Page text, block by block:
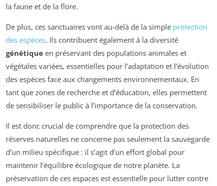
la faune et de la flore.
De plus, ces sanctuaires vont au-delà de la simple protection
des espèces. Ils contribuent également à la diversité
génétique en préservant des populations animales et
végétales variées, essentielles pour l’adaptation et l’évolution
des espèces face aux changements environnementaux. En
tant que zones de recherche et d’éducation, elles permettent
de sensibiliser le public à l’importance de la conservation.
Il est donc crucial de comprendre que la protection des
réserves naturelles ne concerne pas seulement la sauvegarde
d’un milieu spécifique : il s’agit d’un effort global pour
maintenir l’équilibre écologique de notre planète. La
préservation de ces espaces est essentielle pour lutter contre